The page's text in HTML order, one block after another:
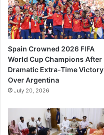
Spain Crowned 2026 FIFA
World Cup Champions After
Dramatic Extra-Time Victory
Over Argentina
July 20, 2026